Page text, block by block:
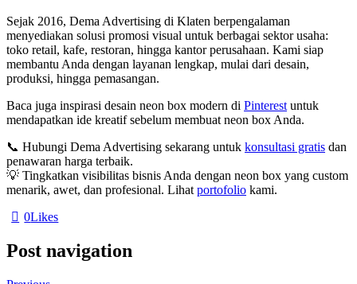
Sejak 2016, Dema Advertising di Klaten berpengalaman
menyediakan solusi promosi visual untuk berbagai sektor usaha:
toko retail, kafe, restoran, hingga kantor perusahaan. Kami siap
membantu Anda dengan layanan lengkap, mulai dari desain,
produksi, hingga pemasangan.
Baca juga inspirasi desain neon box modern di Pinterest untuk
mendapatkan ide kreatif sebelum membuat neon box Anda.
📞 Hubungi Dema Advertising sekarang untuk konsultasi gratis dan
penawaran harga terbaik.
💡 Tingkatkan visibilitas bisnis Anda dengan neon box yang custom
menarik, awet, dan profesional. Lihat portofolio kami.
0Likes
Post navigation